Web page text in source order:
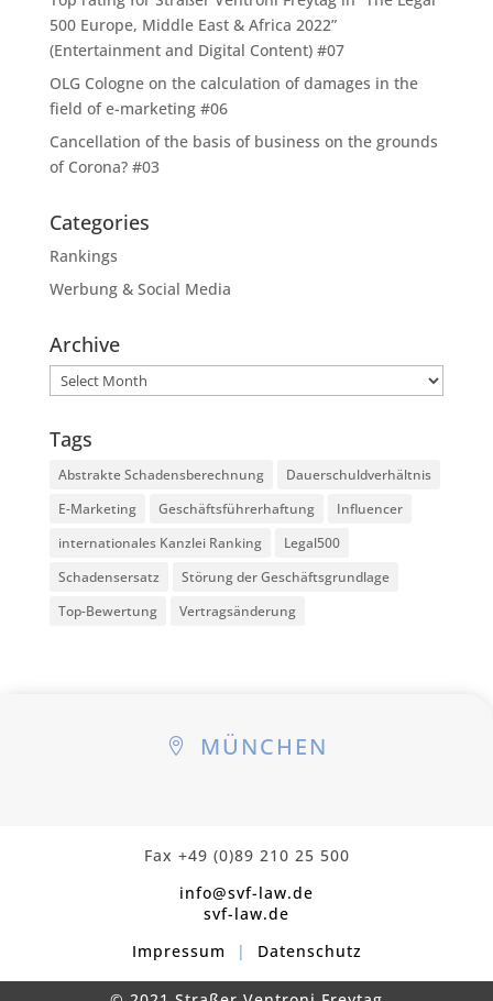
500 Europe, Middle East & Africa 2022”
(Entertainment and Digital Content) #07
OLG Cologne on the calculation of damages in the
field of e-marketing #06
Cancellation of the basis of business on the grounds
of Corona? #03
Categories
Rankings
Werbung & Social Media
Archive
Archive
Tags
Abstrakte Schadensberechnung
Dauerschuldverhältnis
E-Marketing
Geschäftsführerhaftung
Influencer
internationales Kanzlei Ranking
Legal500
Schadensersatz
Störung der Geschäftsgrundlage
Top-Bewertung
Vertragsänderung
 MÜNCHEN
Fax +49 (0)89 210 25 500
info@svf-law.de
svf-law.de
Impressum | Datenschutz